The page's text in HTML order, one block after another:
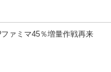
ァミマ45％増量作戦再来